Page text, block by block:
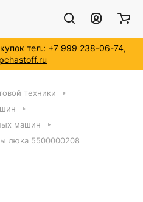
тел.: +7 999 238-06-74,
техники
машин
люка 5500000208